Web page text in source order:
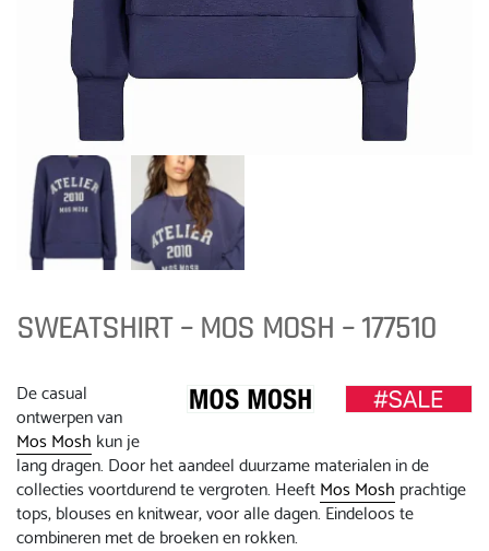
SWEATSHIRT – MOS MOSH – 177510
De casual
ontwerpen van
Mos Mosh kun je
lang dragen. Door het aandeel duurzame materialen in de
collecties voortdurend te vergroten. HeeftMos Mosh prachtige
tops, blouses en knitwear, voor alle dagen. Eindeloos te
combineren met de broeken en rokken.